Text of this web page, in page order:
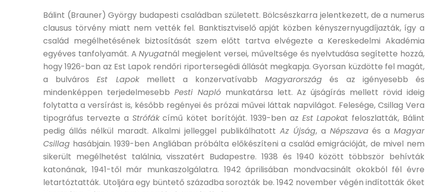
Bálint (Brauner) György budapesti családban született. Bölcsészkarra jelentkezett, de a numerus
clausus törvény miatt nem vették fel. Banktisztviselő apját közben kényszernyugdíjazták, így a
család megélhetésének biztosítását szem előtt tartva elvégezte a Kereskedelmi Akadémia
egyéves tanfolyamát. ANyugatnál megjelent versei, műveltsége és nyelvtudása segítette hozzá,
hogy 1926-ban az Est Lapok rendőri riportersegédi állását megkapja. Gyorsan küzdötte fel magát,
a bulvárosEst Lapokmellett a konzervatívabbMagyarország és az igényesebb és
mindenképpen terjedelmesebb Pesti Naplómunkatársa lett. Az újságírás mellett rövid ideig
folytatta a versírást is, később regényei és prózai művei láttak napvilágot. Felesége, Csillag Vera
tipográfus tervezte a Strófákcímű kötet borítóját. 1939-ben az Est Lapokat feloszlatták, Bálint
pedig állás nélkül maradt. Alkalmi jelleggel publikálhatott Az Újság, a Népszavaés aMagyar
Csillag hasábjain. 1939-ben Angliában próbálta előkészíteni a család emigrációját, de mivel nem
sikerült megélhetést találnia, visszatért Budapestre. 1938 és 1940 között többször behívták
katonának, 1941-től már munkaszolgálatra. 1942 áprilisában mondvacsinált okokból fél évre
letartóztatták. Utoljára egy büntető századba sorozták be. 1942 november végén indították őket